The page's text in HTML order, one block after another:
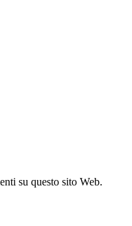
su questo sito Web.